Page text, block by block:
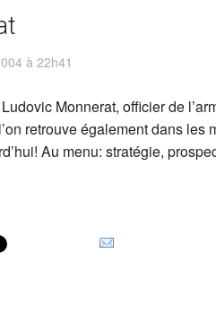
à 22h41
Monnerat, officier de
retrouve également dans les
Au menu: stratégie,